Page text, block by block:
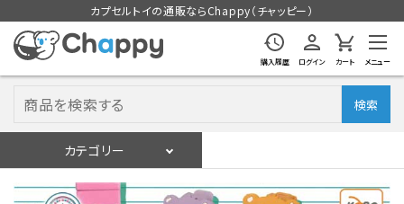
カプセルトイの通販ならChappy（チャッピー）
購入履歴 ログイン カート メニュー
検索
カテゴリー
ログイン 会員登録